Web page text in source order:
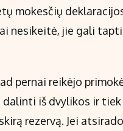
mokesčių
nesikeitė, jie gali
pernai reikėjo
dalinti iš dvylikos ir tiek
rezervą. Jei